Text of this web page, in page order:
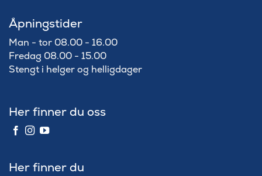
Åpningstider
Man - tor 08.00 - 16.00
Fredag 08.00 - 15.00
Stengt i helger og helligdager
Her finner du oss
Her finner du